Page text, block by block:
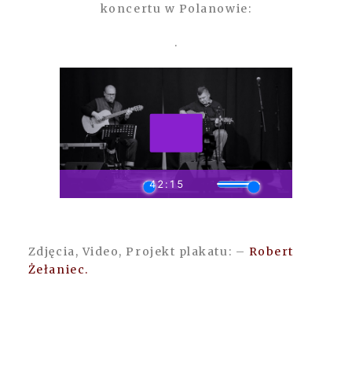
koncertu w Polanowie:
.
Zdjęcia, Video, Projekt plakatu: – Robert
Żełaniec.